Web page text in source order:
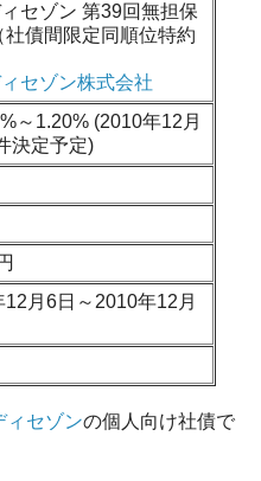
セゾン 第39回無担保
社債間限定同順位特約
セゾン株式会社
～1.20% (2010年12月
決定予定)
12月6日～2010年12月
ィセゾンの個人向け社債で